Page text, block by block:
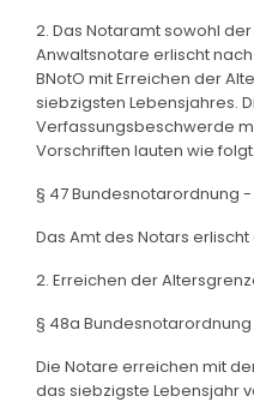
2. Das Notaramt sowohl
Anwaltsnotare erlischt nach
BNotO mit Erreichen der
siebzigsten Lebensjahres.
Verfassungsbeschwerde
Vorschriften lauten wie folgt:
§ 47 Bundesnotarordnung
Das Amt des Notars erlischt
2. Erreichen der
§ 48a
Die Notare erreichen mit
das siebzigste Lebensjahr